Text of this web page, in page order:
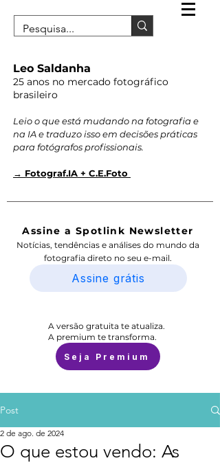
Leo Saldanha
25 anos no mercado fotográfico
brasileiro
Leio o que está mudando na fotografia e
na IA e traduzo isso em decisões práticas
para fotógrafos profissionais.
→ Fotograf.IA + C.E.Foto
Assine a Spotlink Newsletter
Notícias, tendências e análises do mundo da
fotografia direto no seu e-mail.
Assine grátis
A versão gratuita te atualiza.
A premium te transforma.
Seja Premium
Post
O que estou vendo: As
2 de ago. de 2024